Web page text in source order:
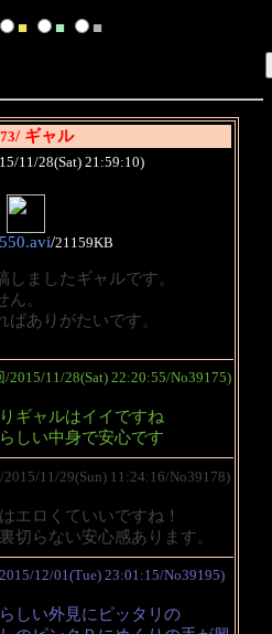
■ ■ ■
/ ギャル
11/28(Sat) 21:59:10)
/21159KB
しましたギャルです。
。
ありがたいです。
/2015/11/28(Sat) 22:20:55/No39175)
ギャルはイイですね
しい中身で安心です
2015/11/29(Sun) 11:24:16/No39178)
エロくていいですね！
切らない安心感あります。
12/01(Tue) 23:01:15/No39195)
しい外見にピッタリの